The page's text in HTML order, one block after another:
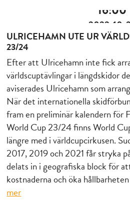
16:00
2022-10-
ULRICEHAMN UTE UR
23/24
Efter att Ulricehamn inte fick
världscuptävlingar i längdskidor
aviserades Ulricehamn som
När det internationella
fram en preliminär kalendern för
World Cup 23/24 finns World
längre med i världcupcirkusen.
2017, 2019 och 2021 får stryka
delats in i geografiska block för
kostnaderna och öka
mer